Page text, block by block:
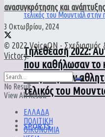
Τηλεθέαση 2022:
που καθήλωσαν το
υπεροχή των
τελικός του
SPORTS
ανασυγκρότησης και
3 Οκτωβρίου, 2024
© 2022VoiceON - Σχεδιασμός
Victory.
No Result
View All Result
ΕΛΛΑΔΑ
ΠΟΛΙΤΙΚΗ
ΟΙΚΟΝΟΜΙΑ